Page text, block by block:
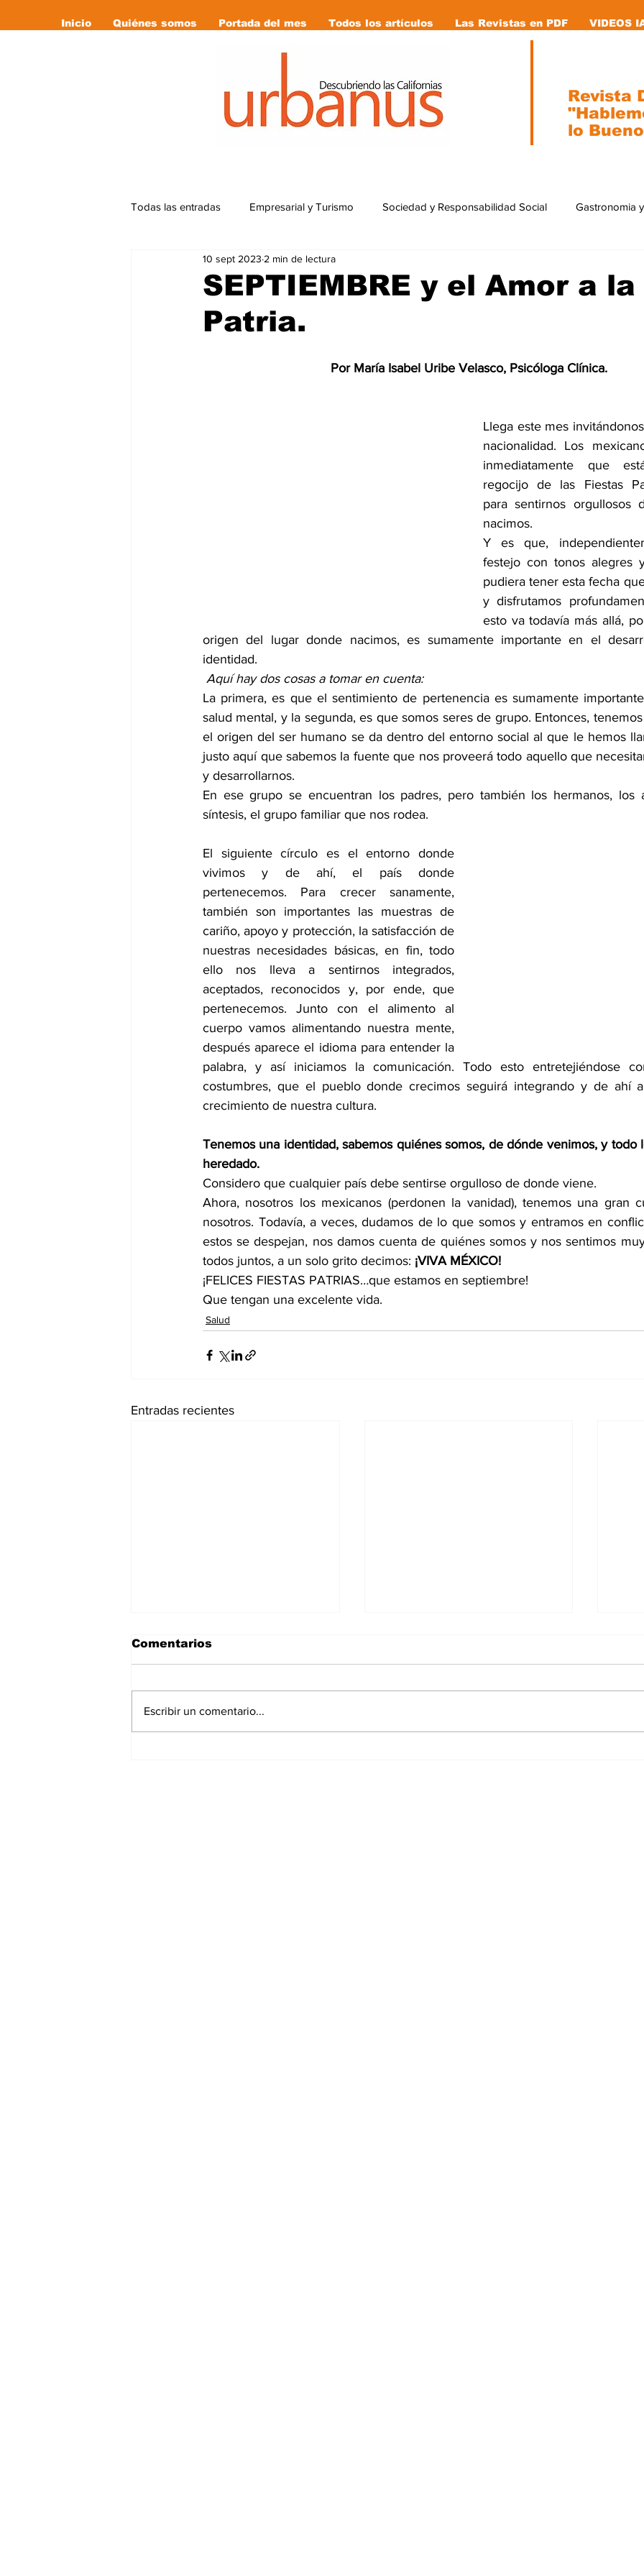
Inicio Quiénes somos Portada del mes Todos los artículos Las Revistas en PDF VIDEOS
Todas las entradas Empresarial y Turismo Sociedad y Responsabilidad Social Gastronomia
Deportes Editorial
Libro Recomendado las revistas en pdf
SEPTIEMBRE y el Amor a la
Patria.
10 sept 2023 2 min de lectura
Por María Isabel Uribe Velasco, Psicóloga Clínica.
Llega este mes
nacionalidad. Los
inmediatamente que
regocijo de las Fiestas
para sentirnos orgullosos
nacimos.
Y es que,
festejo con tonos alegres
pudiera tener esta fecha
y disfrutamos
esto va todavía más allá,
origen del lugar donde nacimos, es sumamente importante en el
identidad.
Aquí hay dos cosas a tomar en cuenta:
La primera, es que el sentimiento de pertenencia es sumamente
salud mental, y la segunda, es que somos seres de grupo. Entonces,
el origen del ser humano se da dentro del entorno social al que le hemos
justo aquí que sabemos la fuente que nos proveerá todo aquello que
y desarrollarnos.
En ese grupo se encuentran los padres, pero también los hermanos, los
síntesis, el grupo familiar que nos rodea.
El siguiente círculo es el entorno donde
vivimos y de ahí, el país donde
pertenecemos. Para crecer sanamente,
también son importantes las muestras de
cariño, apoyo y protección, la satisfacción de
nuestras necesidades básicas, en fin, todo
ello nos lleva a sentirnos integrados,
aceptados, reconocidos y, por ende, que
pertenecemos. Junto con el alimento al
cuerpo vamos alimentando nuestra mente,
después aparece el idioma para entender la
palabra, y así iniciamos la comunicación. Todo esto entretejiéndose
costumbres, que el pueblo donde crecimos seguirá integrando y de ahí
crecimiento de nuestra cultura.
Tenemos una identidad, sabemos quiénes somos, de dónde venimos, y todo
heredado.
Considero que cualquier país debe sentirse orgulloso de donde viene.
Ahora, nosotros los mexicanos (perdonen la vanidad), tenemos una gran
nosotros. Todavía, a veces, dudamos de lo que somos y entramos en
estos se despejan, nos damos cuenta de quiénes somos y nos sentimos
todos juntos, a un solo grito decimos: ¡VIVA MÉXICO!
¡FELICES FIESTAS PATRIAS…que estamos en septiembre!
Que tengan una excelente vida.
Salud
Entradas recientes
Comentarios
Escribir un comentario...
Revista
lo